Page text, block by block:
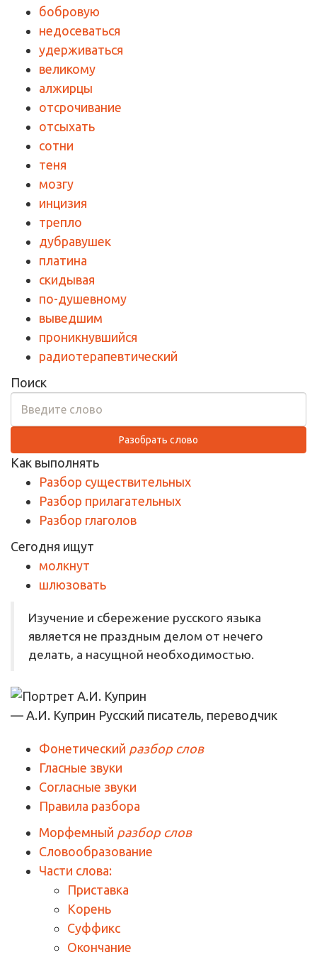
бобровую
недосеваться
удерживаться
великому
алжирцы
отсрочивание
отсыхать
сотни
теня
мозгу
инцизия
трепло
дубравушек
платина
скидывая
по-душевному
выведшим
проникнувшийся
радиотерапевтический
Поиск
Разобрать слово
Как выполнять
Разбор существительных
Разбор прилагательных
Разбор глаголов
Сегодня ищут
молкнут
шлюзовать
Изучение и сбережение русского языка
является не праздным делом от нечего
делать, а насущной необходимостью.
— А.И. Куприн Русский писатель, переводчик
Фонетический разбор слов
Гласные звуки
Согласные звуки
Правила разбора
Морфемный разбор слов
Словообразование
Части слова:
Приставка
Корень
Суффикс
Окончание